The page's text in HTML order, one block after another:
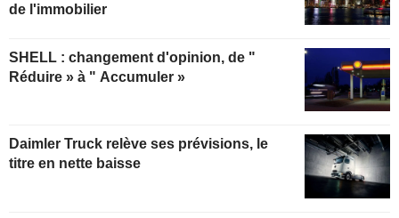
de l'immobilier
SHELL : changement d'opinion, de "
Réduire » à " Accumuler »
Daimler Truck relève ses prévisions, le
titre en nette baisse